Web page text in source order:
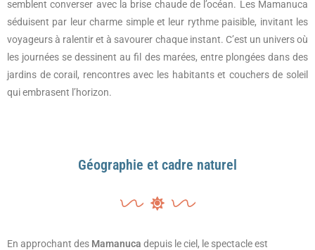
semblent converser avec la brise chaude de l’océan. Les Mamanuca
séduisent par leur charme simple et leur rythme paisible, invitant les
voyageurs à ralentir et à savourer chaque instant. C’est un univers où
les journées se dessinent au fil des marées, entre plongées dans des
jardins de corail, rencontres avec les habitants et couchers de soleil
qui embrasent l’horizon.
Géographie et cadre naturel
En approchant des Mamanuca depuis le ciel, le spectacle est